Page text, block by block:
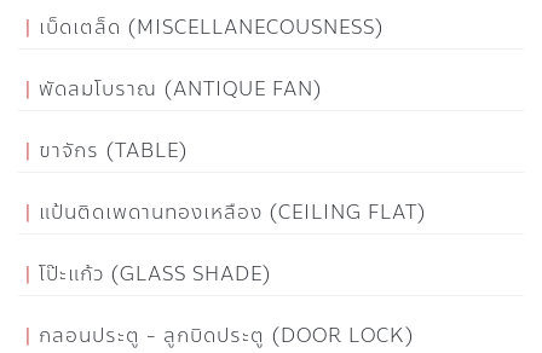
เบ็ดเตล็ด (MISCELLANECOUSNESS)
พัดลมโบราณ (ANTIQUE FAN)
ขาจักร (TABLE)
แป้นติดเพดานทองเหลือง (CEILING FLAT)
โป๊ะแก้ว (GLASS SHADE)
กลอนประตู - ลูกบิดประตู (DOOR LOCK)